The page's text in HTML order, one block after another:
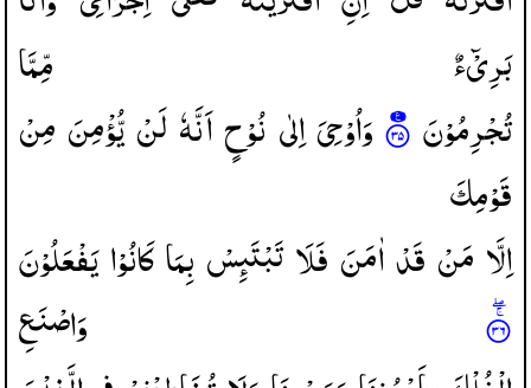
بَرِیْٓءٌ
مِّمَّا
تُجْرِمُوْنَ
وَاُوْحِیَاِلٰینُوْحٍاَنَّهٗلَنْیُّؤْمِنَمِنْ
قَوْمِكَ
اِلَّامَنْقَدْاٰمَنَفَلَاتَبْتَىِٕسْبِمَاكَانُوْایَفْعَلُوْنَ
وَاصْنَعِ